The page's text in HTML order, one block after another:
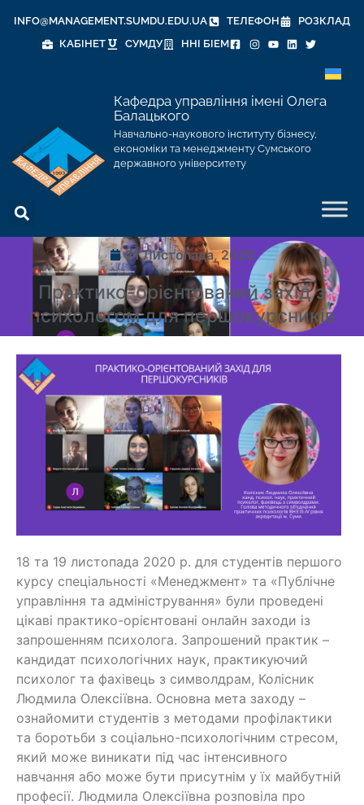
INFO@MANAGEMENT.SUMDU.EDU.UA ТЕЛЕФОН
РОЗКЛАД
КАБІНЕТ
СУМДУ ННІ БІЕМ
Кафедра управління імені Олега
Балацького
Навчально-наукового інституту бізнесу,
економіки та менеджменту Сумського
державного університету
21 Листопада, 2020
Практико-орієнтований захід з
психологом для першокурсників
18 та 19 листопада 2020 р. для студентів першого
курсу спеціальності «Менеджмент» та «Публічне
управління та адміністрування» були проведені
цікаві практико-орієнтовані онлайн заходи із
запрошенням психолога. Запрошений практик –
кандидат психологічних наук, практикуючий
психолог та фахівець з символдрам, Колісник
Людмила Олексіївна. Основна мета заходу –
ознайомити студентів з методами профілактики
та боротьби з соціально-психологічним стресом,
який може виникати під час інтенсивного
навчання або може бути присутнім у їх майбутній
професії. Людмила Олексіївна розповіла про